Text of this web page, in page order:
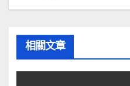
相關文章